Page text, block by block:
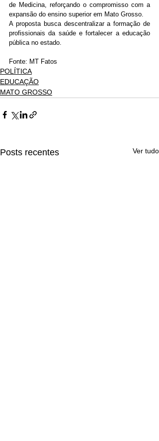
de Medicina, reforçando o compromisso com a
expansão do ensino superior em Mato Grosso.
A proposta busca descentralizar a formação de
profissionais da saúde e fortalecer a educação
pública no estado.
Fonte: MT Fatos
POLÍTICA
EDUCAÇÃO
MATO GROSSO
Posts recentes Ver tudo